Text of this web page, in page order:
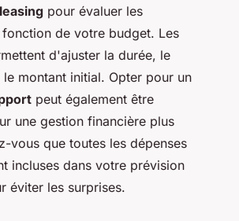
pour évaluer les
fonction de votre budget. Les
d'ajuster la durée, le
montant initial. Opter pour un
peut également être
une gestion financière plus
vous que toutes les dépenses
incluses dans votre prévision
éviter les surprises.